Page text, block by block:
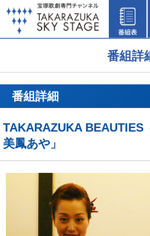
番組詳
番組詳細
TAKARAZUKA BEAUTIES
美鳳あや」